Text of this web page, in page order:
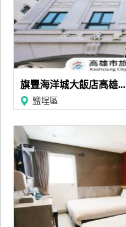
旗豐海洋城大飯店高雄...
鹽埕區